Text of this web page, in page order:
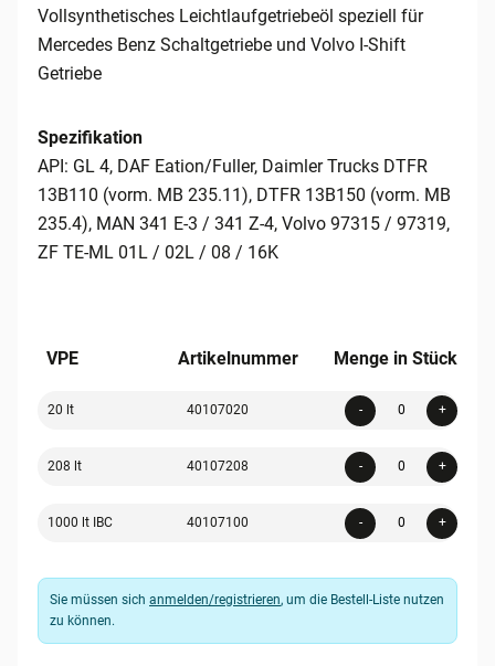
Vollsynthetisches Leichtlaufgetriebeöl speziell für
Mercedes Benz Schaltgetriebe und Volvo I-Shift
Getriebe
Spezifikation
API: GL 4, DAF Eation/Fuller, Daimler Trucks DTFR
13B110 (vorm. MB 235.11), DTFR 13B150 (vorm. MB
235.4), MAN 341 E-3 / 341 Z-4, Volvo 97315 / 97319,
ZF TE-ML 01L / 02L / 08 / 16K
VPE Artikelnummer Menge in Stück
20 lt 40107020 - +
208 lt 40107208 - +
1000 lt IBC 40107100 - +
Sie müssen sich anmelden/registrieren, um die Bestell-Liste nutzen
zu können.